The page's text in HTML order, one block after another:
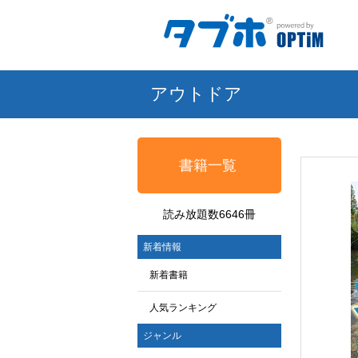
アウトドア
書籍一覧
読み放題数6646冊
新着情報
新着書籍
人気ランキング
ジャンル